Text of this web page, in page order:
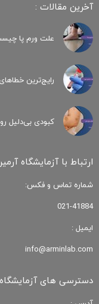
آخرین مقالات :
علت ورم پا
رایج‌ترین
کبودی‌ بی‌دلیل
ارتباط با آزمایشگاه
شماره تماس و فکس:
021-41884
ایمیل :
info@arminlab.com
دسترسی های